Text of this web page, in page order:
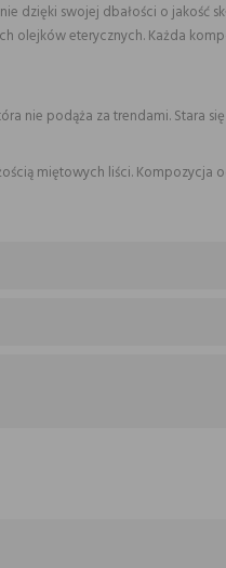
dzięki swojej dbałości o
olejków eterycznych. Każda
nie podąża za trendami. Stara
miętowych liści.